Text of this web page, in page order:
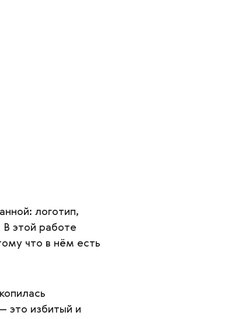
логотип,
этой работе
что в нём есть
это избитый и